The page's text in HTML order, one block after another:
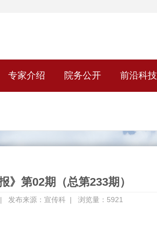
专家介绍 院务公开 前沿科技
》第02期（总第233期）
发布来源：宣传科 | 浏览量：5921